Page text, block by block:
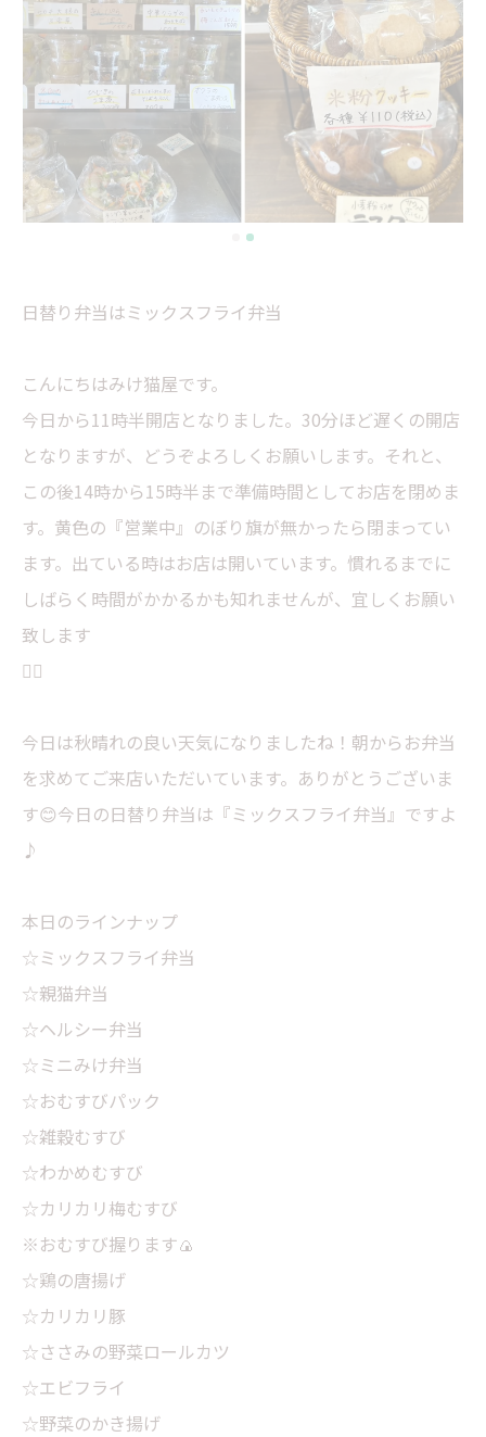
日替り弁当はミックスフライ弁当
こんにちはみけ猫屋です。
今日から11時半開店となりました。30分ほど遅くの開店
となりますが、どうぞよろしくお願いします。それと、
この後14時から15時半まで準備時間としてお店を閉めま
す。黄色の『営業中』のぼり旗が無かったら閉まってい
ます。出ている時はお店は開いています。慣れるまでに
しばらく時間がかかるかも知れませんが、宜しくお願い
致します
🙇‍♀️
今日は秋晴れの良い天気になりましたね！朝からお弁当
を求めてご来店いただいています。ありがとうございま
す😊今日の日替り弁当は『ミックスフライ弁当』ですよ
♪
本日のラインナップ
☆ミックスフライ弁当
☆親猫弁当
☆ヘルシー弁当
☆ミニみけ弁当
☆おむすびパック
☆雑穀むすび
☆わかめむすび
☆カリカリ梅むすび
※おむすび握ります🍙
☆鶏の唐揚げ
☆カリカリ豚
☆ささみの野菜ロールカツ
☆エビフライ
☆野菜のかき揚げ